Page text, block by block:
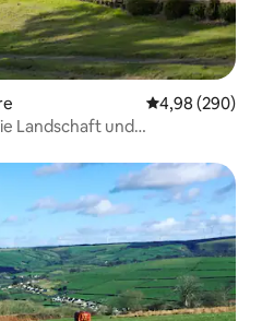
4,98 (290)
Landschaft und